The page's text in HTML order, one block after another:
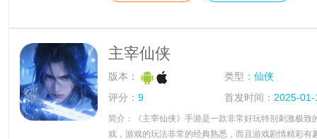
主宰仙侠
版本： 类型： 仙侠
评分： 9 首发时间： 2025-
简介：《主宰仙侠》手游是一款非常好玩特别刺激极致
戏，游戏的玩法非常的经典熟悉，而且游戏剧情精彩有